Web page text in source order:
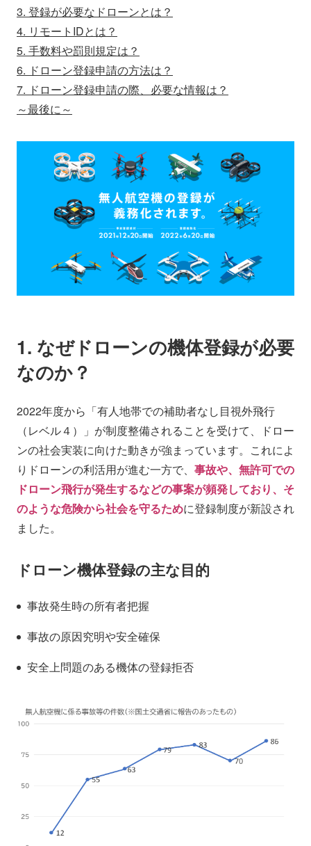
3. 登録が必要なドローンとは？
4. リモートIDとは？
5. 手数料や罰則規定は？
6. ドローン登録申請の方法は？
7. ドローン登録申請の際、必要な情報は？
～最後に～
1. なぜドローンの機体登録が必要
なのか？
2022年度から「有人地帯での補助者なし目視外飛行
（レベル４）」が制度整備されることを受けて、ドロー
ンの社会実装に向けた動きが強まっています。これによ
りドローンの利活用が進む一方で、 事故や、無許可での
ドローン飛行が発生するなどの事案が頻発しており、そ
のような危険から社会を守るために登録制度が新設され
ました。
ドローン機体登録の主な目的
事故発生時の所有者把握
事故の原因究明や安全確保
安全上問題のある機体の登録拒否